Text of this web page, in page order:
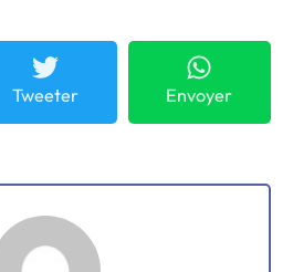
Tweeter Envoyer